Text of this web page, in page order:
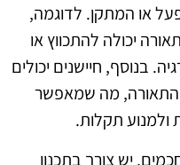
או המתקן. לדוגמה,
יכולה להתכווץ או
בנוסף, חיישנים יכולים
התאורה, מה שמאפשר
ולמנוע תקלות.
יש צורך בתכנון